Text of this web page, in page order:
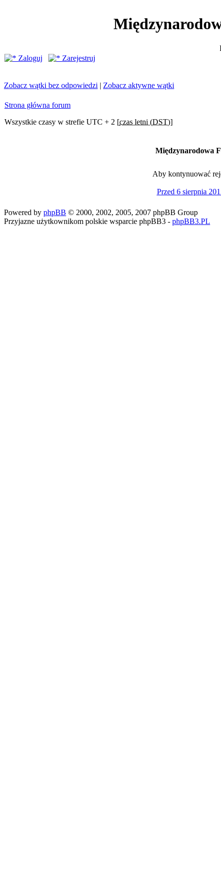
Zaloguj
Zarejestruj
Zobacz wątki bez odpowiedzi | Zobacz aktywne wątki
Strona główna forum
Wszystkie czasy w strefie UTC + 2 [czas letni (DST)]
Międzynarodowa
Aby kontynuować
Przed 6 sierpnia
Powered by phpBB © 2000, 2002, 2005, 2007 phpBB Group
Przyjazne użytkownikom polskie wsparcie phpBB3 - phpBB3.PL